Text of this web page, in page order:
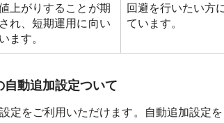
上がりすることが期
れ、短期運用に向い
ます。
回避を行いたい方
ています。
動追加設定ついて
定をご利用いただけます。自動追加設定